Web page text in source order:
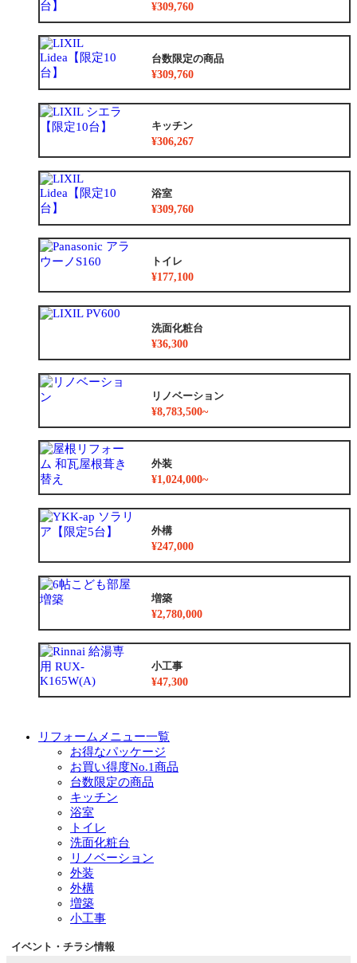
¥309,760
台数限定の商品
¥309,760
キッチン
¥306,267
浴室
¥309,760
トイレ
¥177,100
洗面化粧台
¥36,300
リノベーション
¥8,783,500~
外装
¥1,024,000~
外構
¥247,000
増築
¥2,780,000
小工事
¥47,300
リフォームメニュー一覧
お得なパッケージ
お買い得度No.1商品
台数限定の商品
キッチン
浴室
トイレ
洗面化粧台
リノベーション
外装
外構
増築
小工事
イベント・チラシ情報